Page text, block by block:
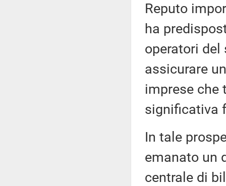
Reputo
ha
operatori
assicurare
imprese che
significativa
In tale
emanato un
centrale di